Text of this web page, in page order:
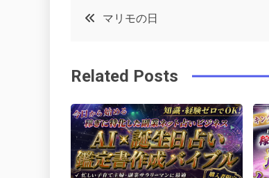
o
k
r
e
e
t
in
投
ナ
ビ
ゲ
マリモの日
Related Posts